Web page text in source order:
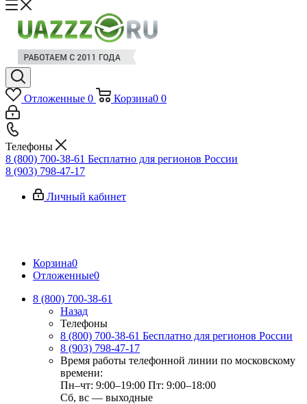
Отложенные 0 Корзина0 0
Телефоны
8 (800) 700-38-61 Бесплатно для регионов России
8 (903) 798-47-17
Личный кабинет
Корзина0
Отложенные0
8 (800) 700-38-61
Назад
Телефоны
8 (800) 700-38-61 Бесплатно для регионов России
8 (903) 798-47-17
Время работы телефонной линии по московскому
времени:
Пн–чт: 9:00–19:00 Пт: 9:00–18:00
Сб, вс — выходные